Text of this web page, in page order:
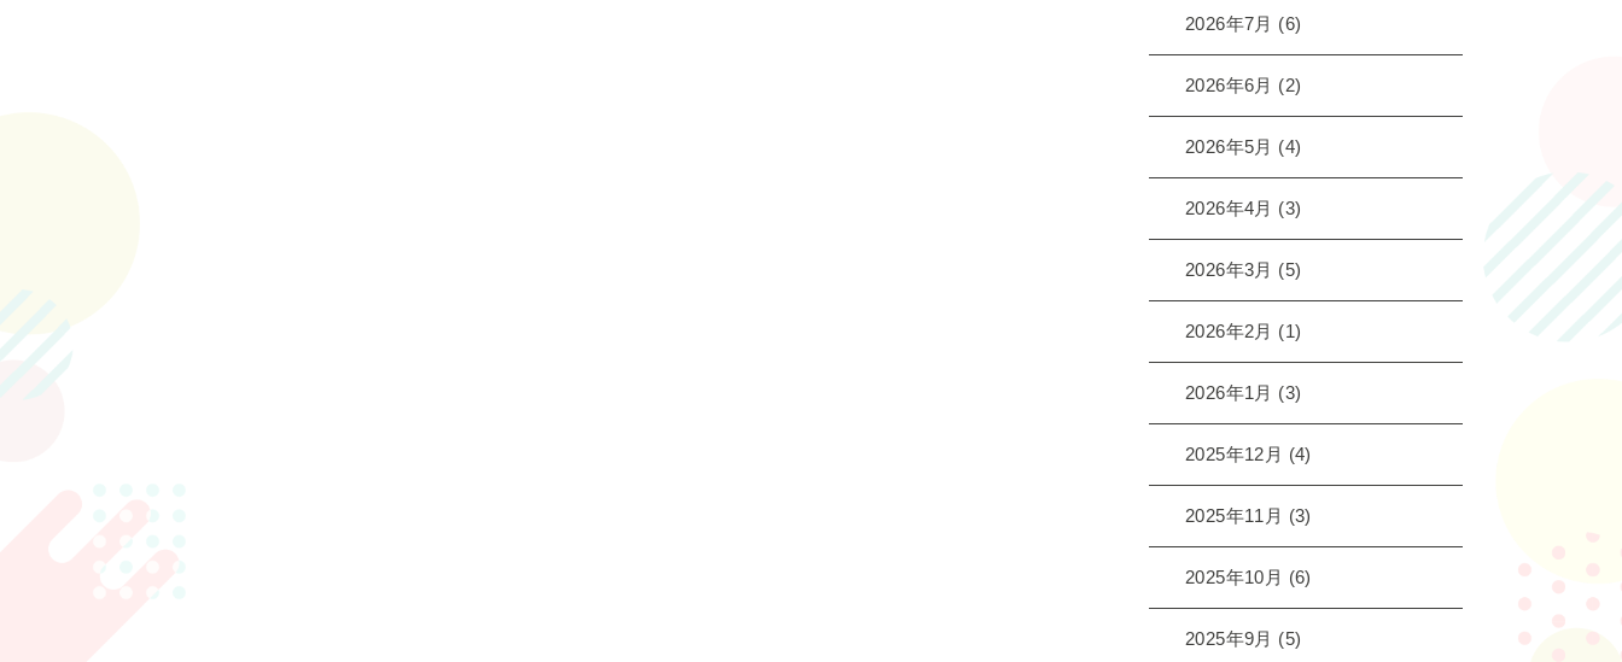
2026年7月 (6)
2026年6月 (2)
2026年5月 (4)
2026年4月 (3)
2026年3月 (5)
2026年2月 (1)
2026年1月 (3)
2025年12月 (4)
2025年11月 (3)
2025年10月 (6)
2025年9月 (5)